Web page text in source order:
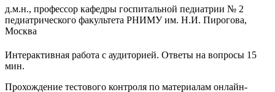
д.м.н., профессор кафедры госпитальной педиатрии № 2
педиатрического факультета РНИМУ им. Н.И. Пирогова,
Москва
Интерактивная работа с аудиторией. Ответы на вопросы 15
мин.
Прохождение тестового контроля по материалам онлайн-